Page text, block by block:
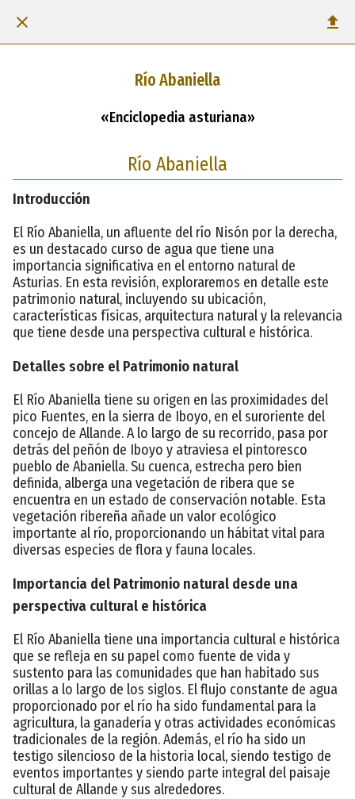
Río Abaniella
«Enciclopedia asturiana»
Río Abaniella
Introducción
El Río Abaniella, un afluente del río Nisón por la derecha,
es un destacado curso de agua que tiene una
importancia significativa en el entorno natural de
Asturias. En esta revisión, exploraremos en detalle este
patrimonio natural, incluyendo su ubicación,
características físicas, arquitectura natural y la relevancia
que tiene desde una perspectiva cultural e histórica.
Detalles sobre el Patrimonio natural
El Río Abaniella tiene su origen en las proximidades del
pico Fuentes, en la sierra de Iboyo, en el suroriente del
concejo de Allande. A lo largo de su recorrido, pasa por
detrás del peñón de Iboyo y atraviesa el pintoresco
pueblo de Abaniella. Su cuenca, estrecha pero bien
definida, alberga una vegetación de ribera que se
encuentra en un estado de conservación notable. Esta
vegetación ribereña añade un valor ecológico
importante al río, proporcionando un hábitat vital para
diversas especies de flora y fauna locales.
Importancia del Patrimonio natural desde una
perspectiva cultural e histórica
El Río Abaniella tiene una importancia cultural e histórica
que se refleja en su papel como fuente de vida y
sustento para las comunidades que han habitado sus
orillas a lo largo de los siglos. El flujo constante de agua
proporcionado por el río ha sido fundamental para la
agricultura, la ganadería y otras actividades económicas
tradicionales de la región. Además, el río ha sido un
testigo silencioso de la historia local, siendo testigo de
eventos importantes y siendo parte integral del paisaje
cultural de Allande y sus alrededores.